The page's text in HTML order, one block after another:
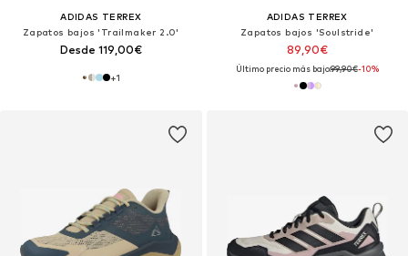
ADIDAS TERREX
Zapatos bajos 'Trailmaker 2.0'
Desde 119,00€
+1
ADIDAS TERREX
Zapatos bajos 'Soulstride'
89,90€
Último precio más bajo:99,90€-10%